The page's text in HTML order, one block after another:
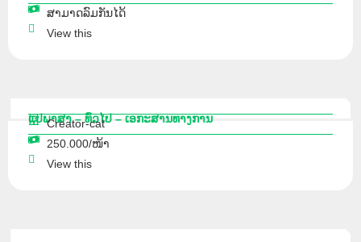
ສາມາດລົມກັນໄດ້
View this
ແປພາສາ – ທົ່ວໄປ – ເອກະສານທາງການ
Creator-cat
250.000/ໜ້າ
View this